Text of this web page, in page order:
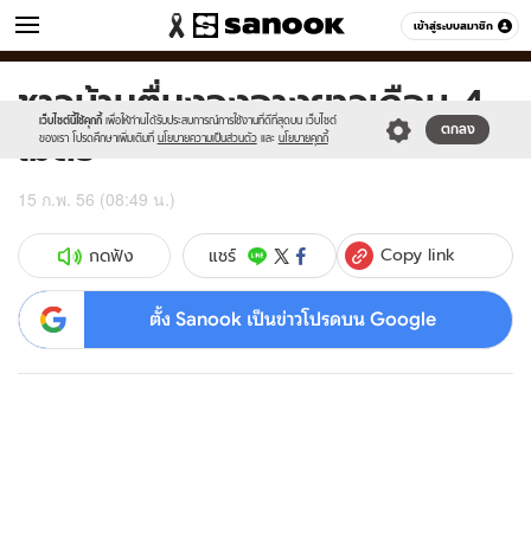
เข้าสู่ระบบสมาชิก
ข่าว หมวดอื่นๆ
เว็บไซต์นี้ใช้คุกกี้ เพื่อให้ท่านได้รับประสบการณ์การใช้งานที่ดีที่สุดบน เว็บไซต์
ของเรา โปรดศึกษาเพิ่มเติมที่ นโยบายความเป็นส่วนตัว และ นโยบายคุกกี้
ตกลง
Sanook
//s.isanook.com/sr/0/images/logo-
new-
sanook.png
600
60
ชาวบ้านตื่นงูจงอางยาวเกือบ 4
เมตร
15 ก.พ. 56 (08:49 น.)
กดฟัง แชร์ Copy link
ตั้ง Sanook เป็นข่าวโปรดบน Google